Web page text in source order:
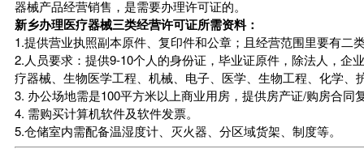
器械产品经营销售，是需要办理许可证的。
新乡办理医疗器械三类经营许可证所需资料：
1.提供营业执照副本原件、复印件和公章；且经营范围里要有二
2.人员要求：提供9-10个人的身份证，毕业证原件，除法人，企
疗器械、生物医学工程、机械、电子、医学、生物工程、化学
3. 办公场地需是100平方米以上商业用房，提供房产证/购房合
4. 需购买计算机软件及软件发票。
5.仓储室内需配备温湿度计、灭火器、分区域货架、制度等。